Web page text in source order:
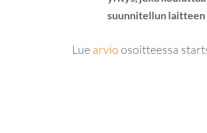
suunnitellun
Lue arvio osoitteessa